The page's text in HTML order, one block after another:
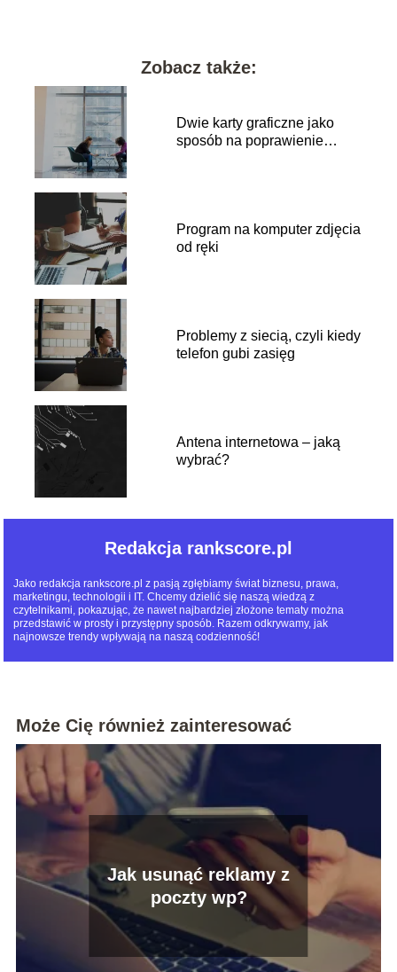
Zobacz także:
Dwie karty graficzne jako
sposób na poprawienie
Program na komputer zdjęcia
od ręki
Problemy z siecią, czyli kiedy
telefon gubi zasięg
Antena internetowa – jaką
wybrać?
Redakcja rankscore.pl
Jako redakcja rankscore.pl z pasją zgłębiamy świat biznesu, prawa,
marketingu, technologii i IT. Chcemy dzielić się naszą wiedzą z
czytelnikami, pokazując, że nawet najbardziej złożone tematy można
przedstawić w prosty i przystępny sposób. Razem odkrywamy, jak
najnowsze trendy wpływają na naszą codzienność!
Może Cię również zainteresować
Jak usunąć reklamy z
poczty wp?